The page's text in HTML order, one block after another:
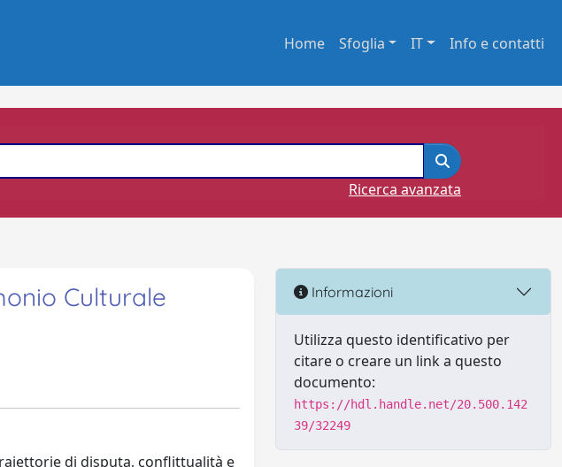
Home Sfoglia IT Info e contatti
Ricerca avanzata
Culturale
di disputa, conflittualità e
Informazioni
Utilizza questo identificativo per
citare o creare un link a questo
documento:
https://hdl.handle.net/20.500.142
39/32249